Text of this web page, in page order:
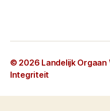
© 2026 Landelijk
Integriteit